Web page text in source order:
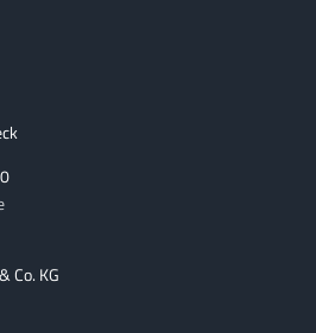
Co. KG